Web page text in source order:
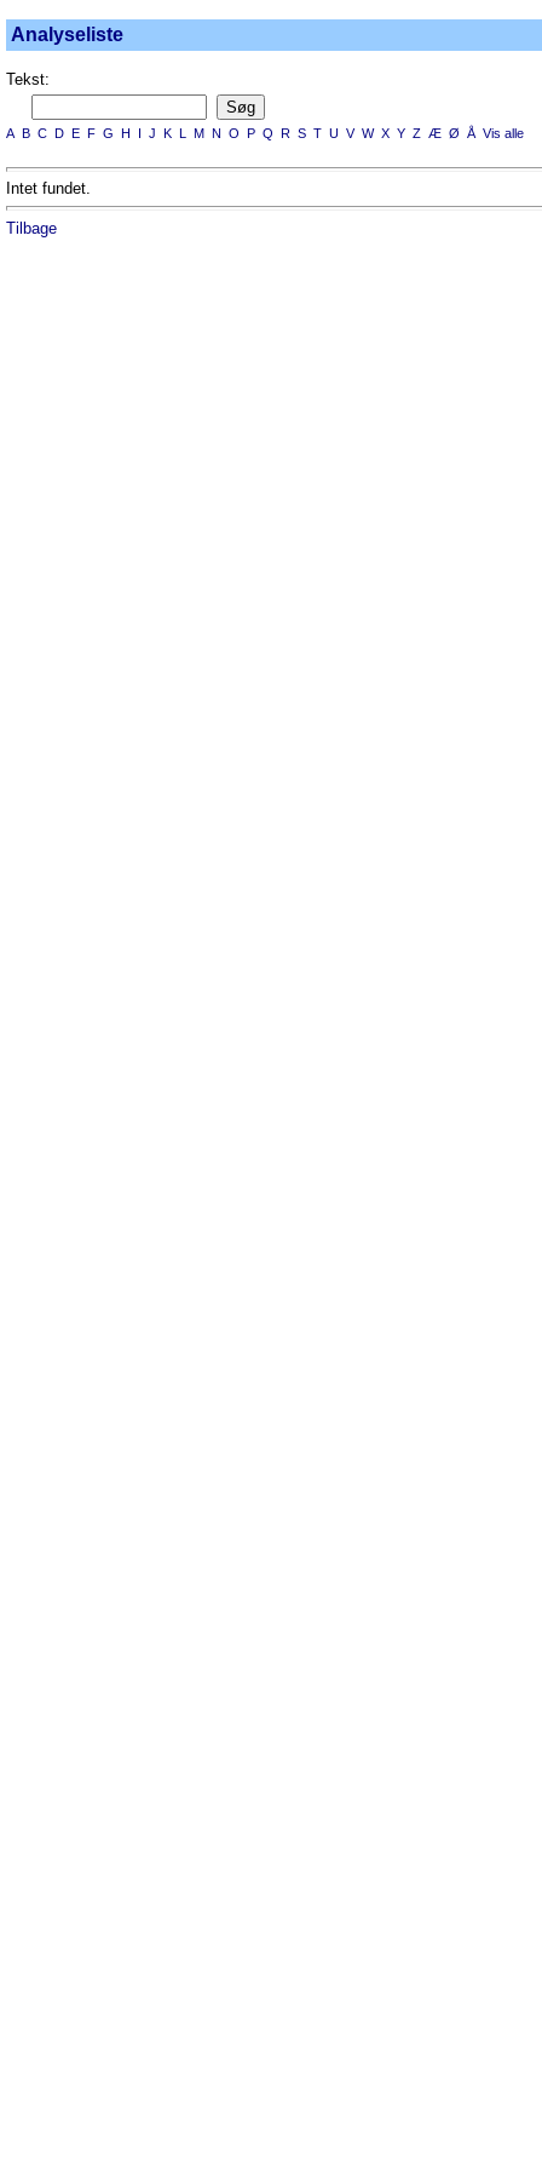
Analyseliste
Tekst:
A B C D E F G H I J K L M N O P Q R S T U V W X Y Z Æ Ø Å Vis alle
Intet fundet.
Tilbage